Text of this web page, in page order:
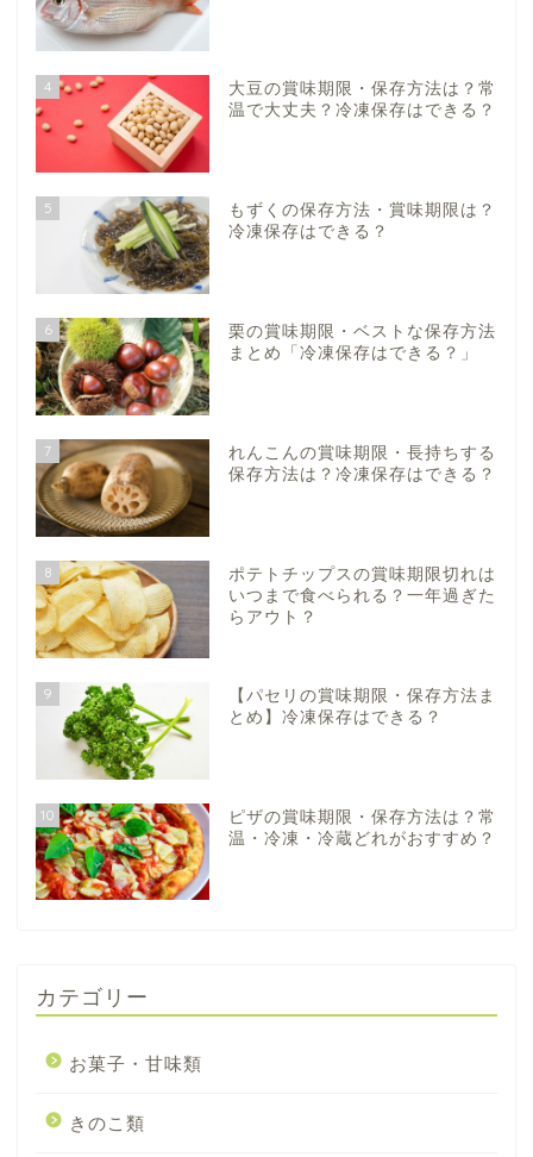
4
大豆の賞味期限・保存方法は？常
温で大丈夫？冷凍保存はできる？
5
もずくの保存方法・賞味期限は？
冷凍保存はできる？
6
栗の賞味期限・ベストな保存方法
まとめ「冷凍保存はできる？」
7
れんこんの賞味期限・長持ちする
保存方法は？冷凍保存はできる？
8
ポテトチップスの賞味期限切れは
いつまで食べられる？一年過ぎた
らアウト？
9
【パセリの賞味期限・保存方法ま
とめ】冷凍保存はできる？
10
ピザの賞味期限・保存方法は？常
温・冷凍・冷蔵どれがおすすめ？
カテゴリー
お菓子・甘味類
きのこ類